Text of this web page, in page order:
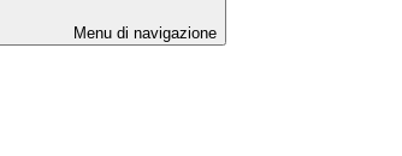
Menu di navigazione